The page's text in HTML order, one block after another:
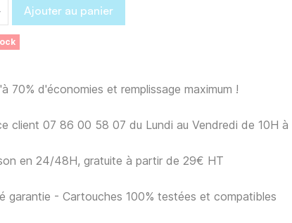
Ajouter au panier
70% d'économies et remplissage maximum !
client 07 86 00 58 07 du Lundi au Vendredi de 10H à
en 24/48H, gratuite à partir de 29€ HT
garantie - Cartouches 100% testées et compatibles